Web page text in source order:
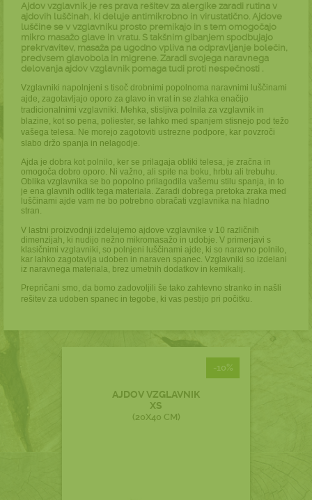
Ajdov vzglavnik je res prava rešitev za alergike zaradi rutina v
ajdovih luščinah, ki deluje antimikrobno in virustatično. Ajdove
luščine se v vzglavniku prosto premikajo in s tem omogočajo
mikro masažo glave in vratu. S takšnim gibanjem spodbujajo
prekrvavitev, masaža pa ugodno vpliva na odpravljanje bolečin,
predvsem glavobola in migrene. Zaradi svojega naravnega
delovanja ajdov vzglavnik pomaga tudi proti nespečnosti .
Vzglavniki napolnjeni s tisoč drobnimi popolnoma naravnimi luščinami
ajde, zagotavljajo oporo za glavo in vrat in se zlahka enačijo
tradicionalnimi vzglavniki. Mehka, stisljiva polnila za vzglavnik in
blazine, kot so pena, poliester, se lahko med spanjem stisnejo pod težo
vašega telesa. Ne morejo zagotoviti ustrezne podpore, kar povzroči
slabo držo spanja in nelagodje.
Ajda je dobra kot polnilo, ker se prilagaja obliki telesa, je zračna in
omogoča dobro oporo. Ni važno, ali spite na boku, hrbtu ali trebuhu.
Oblika vzglavnika se bo popolno prilagodila vašemu stilu spanja, in to
je ena glavnih odlik tega materiala. Zaradi dobrega pretoka zraka med
luščinami ajde vam ne bo potrebno obračati vzglavnika na hladno
stran.
V lastni proizvodnji izdelujemo ajdove vzglavnike v 10 različnih
dimenzijah, ki nudijo nežno mikromasažo in udobje. V primerjavi s
klasičnimi vzglavniki, so polnjeni luščinami ajde, ki so naravno polnilo,
kar lahko zagotavlja udoben in naraven spanec. Vzglavniki so izdelani
iz naravnega materiala, brez umetnih dodatkov in kemikalij.
Prepričani smo, da bomo zadovoljili še tako zahtevno stranko in našli
rešitev za udoben spanec in tegobe, ki vas pestijo pri počitku.
-10%
AJDOV VZGLAVNIK
XS
(20X40 CM)